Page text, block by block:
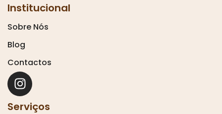
Institucional
Sobre Nós
Blog
Contactos
Serviços